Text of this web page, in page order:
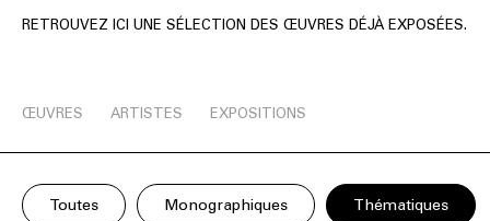
RETROUVEZ ICI UNE SÉLECTION DES ŒUVRES DÉJÀ EXPOSÉES.
ŒUVRES ARTISTES EXPOSITIONS
Toutes Monographiques Thématiques